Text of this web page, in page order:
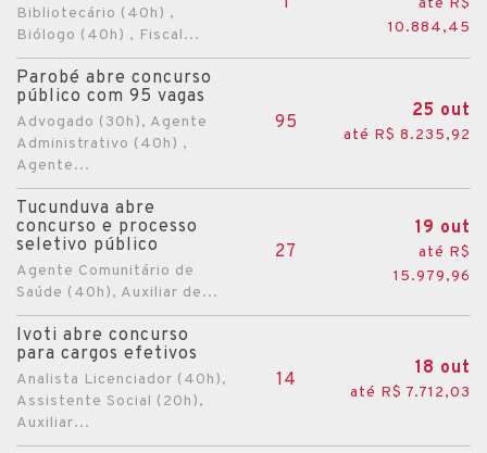
Barra do Guarita
Barra do Ribeiro
Barracão
Bento Gonçalves
Boa Vista do Buricá
Boa Vista do Cadeado
Boa Vista do Sul
Bom Jesus
Bom Princípio
Bom Retiro do Sul
Bozano
Caçapava do Sul
Cacequi
Bibliotecário (40h) ,
Biólogo (40h) , Fiscal...
até R$
10.884,45
Parobé abre concurso
público com 95 vagas
Advogado (30h), Agente
Administrativo (40h) ,
Agente...
95
25 out
até R$ 8.235,92
Tucunduva abre
concurso e processo
seletivo público
Agente Comunitário de
Saúde (40h), Auxiliar de...
27
19 out
até R$
15.979,96
Ivoti abre concurso
para cargos efetivos
Analista Licenciador (40h),
Assistente Social (20h),
Auxiliar...
14
18 out
até R$ 7.712,03